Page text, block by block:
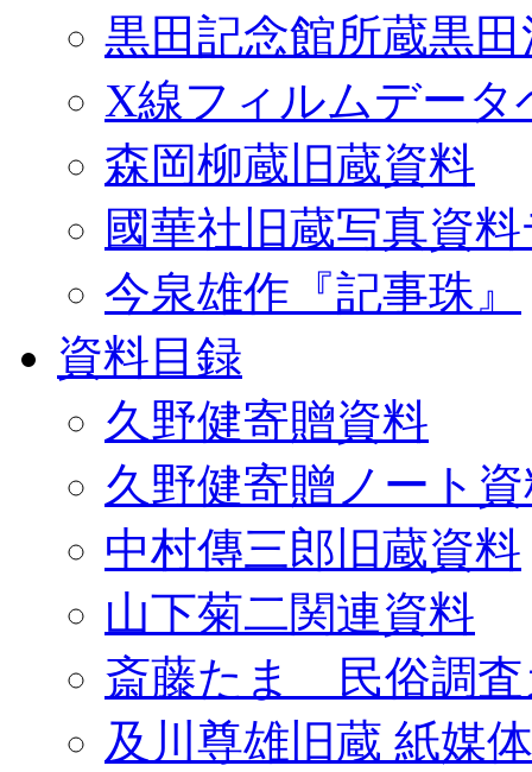
黒田記念館所蔵黒
X線フィルムデータ
森岡柳蔵旧蔵資料
國華社旧蔵写真資
今泉雄作『記事珠』
資料目録
久野健寄贈資料
久野健寄贈ノート
中村傳三郎旧蔵資料
山下菊二関連資料
斎藤たま 民俗調査
及川尊雄旧蔵 紙媒